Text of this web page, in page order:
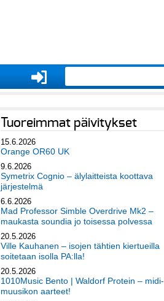
Tuoreimmat päivitykset
15.6.2026
Orange OR60 UK
9.6.2026
Symetrix Cognio – älylaitteista koottava
järjestelmä
6.6.2026
Mad Professor Simble Overdrive Mk2 –
maukasta soundia jo toisessa polvessa
20.5.2026
Ville Kauhanen – isojen tähtien kiertueilla
soitetaan isolla PA:lla!
20.5.2026
1010Music Bento | Waldorf Protein – midi-
muusikon aarteet!